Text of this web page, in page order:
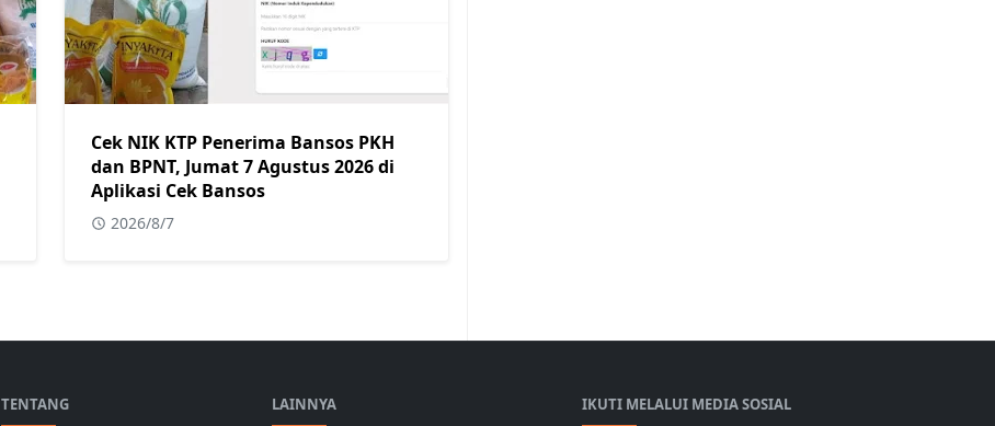
Cek NIK KTP Penerima Bansos PKH
dan BPNT, Jumat 7 Agustus 2026 di
Aplikasi Cek Bansos
2026/8/7
TENTANG LAINNYA IKUTI MELALUI MEDIA SOSIAL